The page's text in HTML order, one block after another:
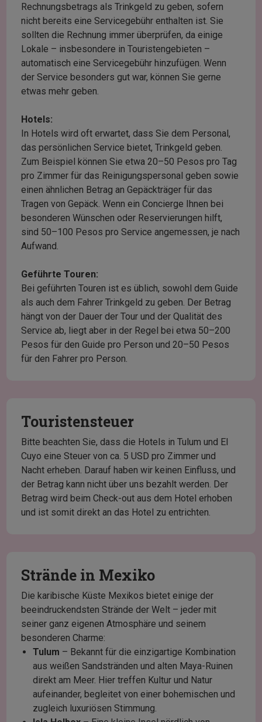
Rechnungsbetrags als Trinkgeld zu geben, sofern
nicht bereits eine Servicegebühr enthalten ist. Sie
sollten die Rechnung immer überprüfen, da einige
Lokale – insbesondere in Touristengebieten –
automatisch eine Servicegebühr hinzufügen. Wenn
der Service besonders gut war, können Sie gerne
etwas mehr geben.
Hotels:
In Hotels wird oft erwartet, dass Sie dem Personal,
das persönlichen Service bietet, Trinkgeld geben.
Zum Beispiel können Sie etwa 20–50 Pesos pro Tag
pro Zimmer für das Reinigungspersonal geben sowie
einen ähnlichen Betrag an Gepäckträger für das
Tragen von Gepäck. Wenn ein Concierge Ihnen bei
besonderen Wünschen oder Reservierungen hilft,
sind 50–100 Pesos pro Service angemessen, je nach
Aufwand.
Geführte Touren:
Bei geführten Touren ist es üblich, sowohl dem Guide
als auch dem Fahrer Trinkgeld zu geben. Der Betrag
hängt von der Dauer der Tour und der Qualität des
Service ab, liegt aber in der Regel bei etwa 50–200
Pesos für den Guide pro Person und 20–50 Pesos
für den Fahrer pro Person.
Touristensteuer
Bitte beachten Sie, dass die Hotels in Tulum und El
Cuyo eine Steuer von ca. 5 USD pro Zimmer und
Nacht erheben. Darauf haben wir keinen Einfluss, und
der Betrag kann nicht über uns bezahlt werden. Der
Betrag wird beim Check-out aus dem Hotel erhoben
und ist somit direkt an das Hotel zu entrichten.
Strände in Mexiko
Die karibische Küste Mexikos bietet einige der
beeindruckendsten Strände der Welt – jeder mit
seiner ganz eigenen Atmosphäre und seinem
besonderen Charme:
Tulum – Bekannt für die einzigartige Kombination
aus weißen Sandstränden und alten Maya-Ruinen
direkt am Meer. Hier treffen Kultur und Natur
aufeinander, begleitet von einer bohemischen und
zugleich luxuriösen Stimmung.